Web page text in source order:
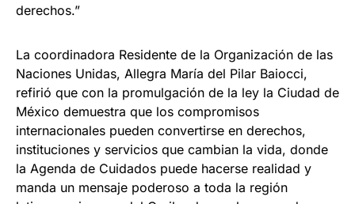
derechos.”
La coordinadora Residente de la Organización de las
Naciones Unidas, Allegra María del Pilar Baiocci,
refirió que con la promulgación de la ley la Ciudad de
México demuestra que los compromisos
internacionales pueden convertirse en derechos,
instituciones y servicios que cambian la vida, donde
la Agenda de Cuidados puede hacerse realidad y
manda un mensaje poderoso a toda la región